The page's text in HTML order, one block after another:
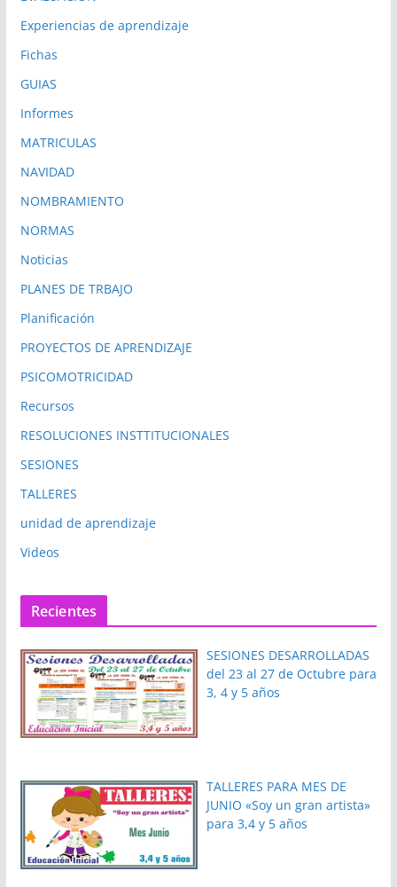
Experiencias de aprendizaje
Fichas
GUIAS
Informes
MATRICULAS
NAVIDAD
NOMBRAMIENTO
NORMAS
Noticias
PLANES DE TRBAJO
Planificación
PROYECTOS DE APRENDIZAJE
PSICOMOTRICIDAD
Recursos
RESOLUCIONES INSTTITUCIONALES
SESIONES
TALLERES
unidad de aprendizaje
Videos
Recientes
SESIONES DESARROLLADAS
del 23 al 27 de Octubre para
3, 4 y 5 años
TALLERES PARA MES DE
JUNIO «Soy un gran artista»
para 3,4 y 5 años